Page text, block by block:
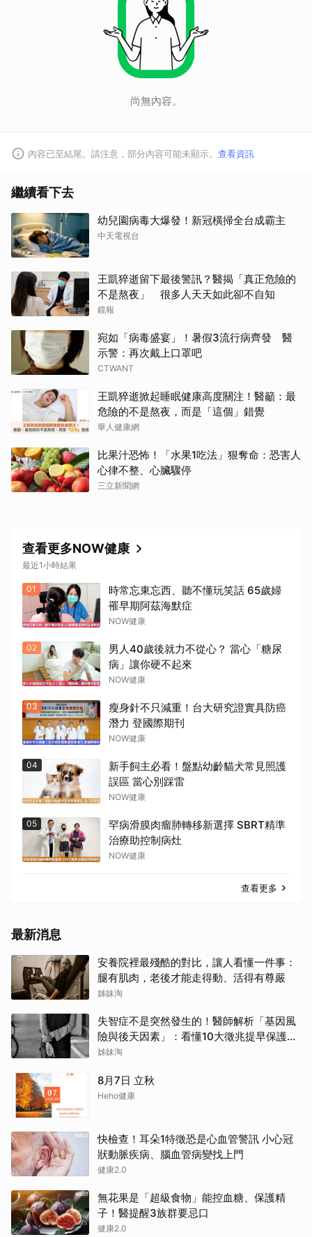
尚無內容。
內容已至結尾。請注意，部分內容可能未顯示。 查看資訊
繼續看下去
幼兒園病毒大爆發！新冠橫掃全台成霸主
中天電視台
王凱猝逝留下最後警訊？醫揭「真正危險的
不是熬夜」 很多人天天如此卻不自知
鏡報
宛如「病毒盛宴」！暑假3流行病齊發 醫
示警：再次戴上口罩吧
CTWANT
王凱猝逝掀起睡眠健康高度關注！醫籲：最
危險的不是熬夜，而是「這個」錯覺
華人健康網
比果汁恐怖！「水果1吃法」狠奪命：恐害人
心律不整、心臟驟停
三立新聞網
查看更多NOW健康
最近1小時結果
01
時常忘東忘西、聽不懂玩笑話 65歲婦
罹早期阿茲海默症
NOW健康
02
男人40歲後就力不從心？ 當心「糖尿
病」讓你硬不起來
NOW健康
03
瘦身針不只減重！台大研究證實具防癌
潛力 登國際期刊
NOW健康
04
新手飼主必看！盤點幼齡貓犬常見照護
誤區 當心別踩雷
NOW健康
05
罕病滑膜肉瘤肺轉移新選擇 SBRT精準
治療助控制病灶
NOW健康
查看更多
最新消息
安養院裡最殘酷的對比，讓人看懂一件事：
腿有肌肉，老後才能走得動、活得有尊嚴
姊妹淘
失智症不是突然發生的！醫師解析「基因風
險與後天因素」：看懂10大徵兆提早保護大
腦
姊妹淘
8月7日 立秋
Heho健康
快檢查！耳朵1特徵恐是心血管警訊 小心冠
狀動脈疾病、腦血管病變找上門
健康2.0
無花果是「超級食物」能控血糖、保護精
子！醫提醒3族群要忌口
健康2.0
取消